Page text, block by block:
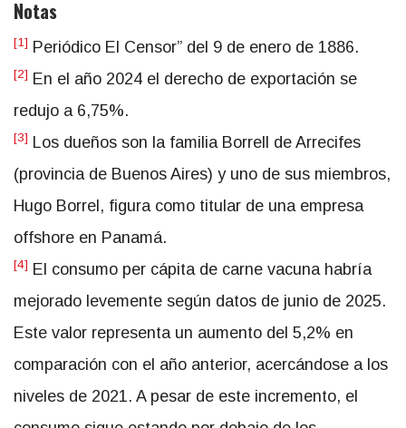
Notas
[1] Periódico El Censor” del 9 de enero de 1886.
[2] En el año 2024 el derecho de exportación se
redujo a 6,75%.
[3] Los dueños son la familia Borrell de Arrecifes
(provincia de Buenos Aires) y uno de sus miembros,
Hugo Borrel, figura como titular de una empresa
offshore en Panamá.
[4] El consumo per cápita de carne vacuna habría
mejorado levemente según datos de junio de 2025.
Este valor representa un aumento del 5,2% en
comparación con el año anterior, acercándose a los
niveles de 2021. A pesar de este incremento, el